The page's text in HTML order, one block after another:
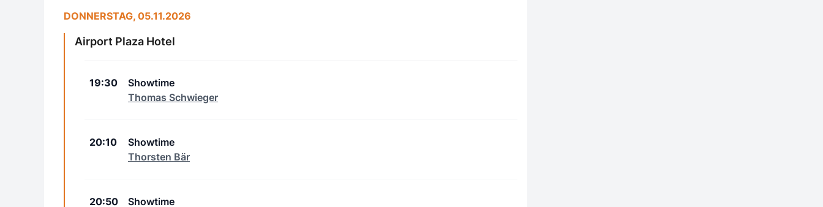
DONNERSTAG, 05.11.2026
Airport Plaza Hotel
19:30
Showtime
Thomas Schwieger
20:10
Showtime
Thorsten Bär
20:50 Showtime